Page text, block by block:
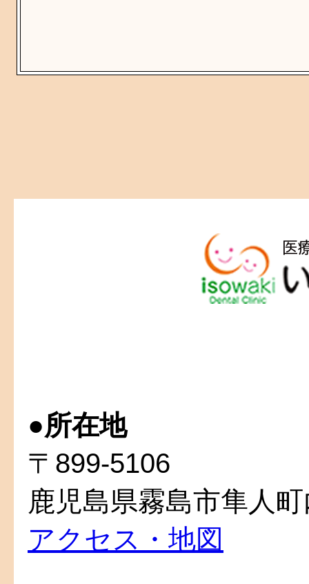
●所在地
〒899-5106
鹿児島県霧島市隼人
アクセス・地図